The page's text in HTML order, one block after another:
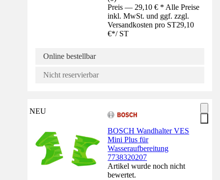
Preis — 29,10 € * Alle Preise
inkl. MwSt. und ggf. zzgl.
Versandkosten pro ST29,10
€*/ ST
Online bestellbar
Nicht reservierbar
NEU
BOSCH Wandhalter VES
Mini Plus für
Wasseraufbereitung
7738320207
Artikel wurde noch nicht
bewertet.